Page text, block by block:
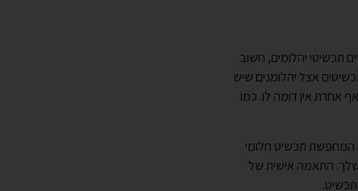
תכשיטי יהלומים, חשוב
אצל יהלומנים שיש
אחרת אין דומה לו. כמו
המחפשת תכשיט חלומי
שלך. התאמה אישית של